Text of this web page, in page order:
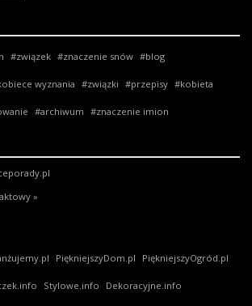
związek znaczenie snów blog
wyznania związki przepisy kobieta
archiwum znaczenie imion
»
PiękniejszyDom.pl PiękniejszyOgród.pl
Stylowe.info Dekoracyjne.info